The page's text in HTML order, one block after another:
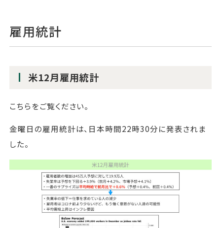
雇用統計
米12月雇用統計
こちらをご覧ください。
金曜日の雇用統計は、日本時間22時30分に発表されま
した。